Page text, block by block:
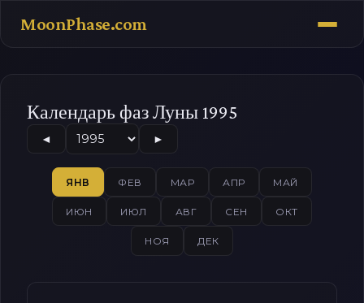
MoonPhase.com
Календарь фаз Луны 1995
◄ ►
ЯНВ ФЕВ МАР АПР МАЙ
ИЮН ИЮЛ АВГ СЕН ОКТ
НОЯ ДЕК